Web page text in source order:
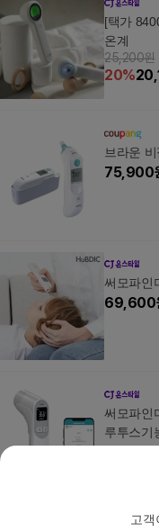
고객
[택가
온계
25,200원
20%
브라운
75,900
써모파인
69,600
써모파인
루투스기